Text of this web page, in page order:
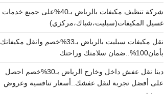
شركة تنظيف مكيفات بالرياض بـ40%على جميع خدمات
غسيل المكيفات(سبليت،شباك،مركزي)
نقل مكيفات سبليت بالرياض بـ33%خصم وانقل مكيفاتك
بأمان100%..ضمان سلامتك وراحتك
دينا نقل عفش داخل وخارج الرياض بـ30%خصم احصل
على أفضل تجربة لنقل عفشك..أسعار تنافسية وعروض